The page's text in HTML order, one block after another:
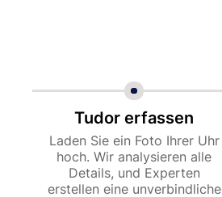
Tudor erfassen
Laden Sie ein Foto Ihrer Uhr
hoch. Wir analysieren alle
Details, und Experten
erstellen eine unverbindliche